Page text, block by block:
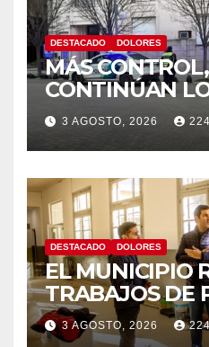
DESTACADO DOLORES
MÁS
CONTINÚAN
OPERATIVOS
DE TRÁNSITO
3 AGOSTO, 2026
DESTACADO DOLORES
EL MUNICIPIO
TRABAJOS DE
LA ESCUELA
3 AGOSTO, 2026